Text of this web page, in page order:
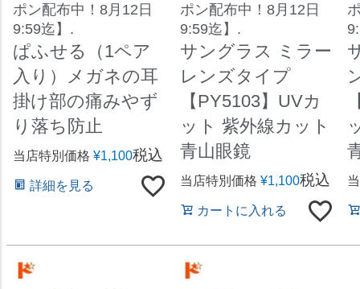
ポン配布中！8月12日
9:59迄】.
ぱふせる（1ペア
入り）メガネの耳
掛け部の痛みやず
り落ち防止
当店特別価格 ¥1,100税込
詳細を見る
ポン配布中！8月12日
9:59迄】.
サングラス ミラー
レンズタイプ
【PY5103】UVカ
ット 紫外線カット
青山眼鏡
当店特別価格 ¥1,100税込
カートに入れる